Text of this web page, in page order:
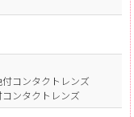
コンタクトレンズ
ンタクトレンズ